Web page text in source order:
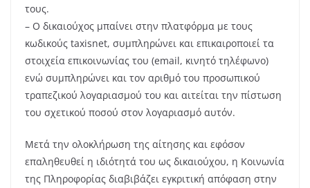
τους.
– Ο δικαιούχος μπαίνει στην πλατφόρμα με τους
κωδικούς taxisnet, συμπληρώνει και επικαιροποιεί τα
στοιχεία επικοινωνίας του (email, κινητό τηλέφωνο)
ενώ συμπληρώνει και τον αριθμό του προσωπικού
τραπεζικού λογαριασμού του και αιτείται την πίστωση
του σχετικού ποσού στον λογαριασμό αυτόν.
Μετά την ολοκλήρωση της αίτησης και εφόσον
επαληθευθεί η ιδιότητά του ως δικαιούχου, η Κοινωνία
της Πληροφορίας διαβιβάζει εγκριτική απόφαση στην